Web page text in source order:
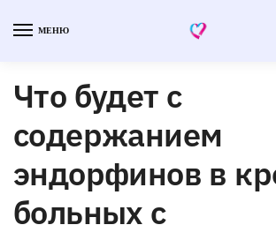
МЕНЮ
Что будет с
содержанием
эндорфинов в
больных с